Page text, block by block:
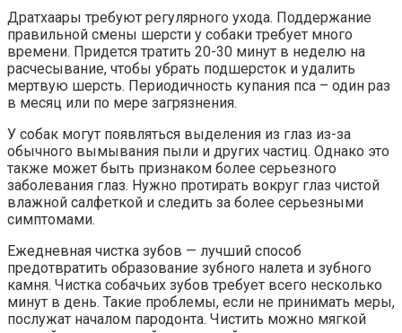
Дратхаары требуют регулярного ухода. Поддержание
правильной смены шерсти у собаки требует много
времени. Придется тратить 20-30 минут в неделю на
расчесывание, чтобы убрать подшерсток и удалить
мертвую шерсть. Периодичность купания пса – один раз
в месяц или по мере загрязнения.
У собак могут появляться выделения из глаз из-за
обычного вымывания пыли и других частиц. Однако это
также может быть признаком более серьезного
заболевания глаз. Нужно протирать вокруг глаз чистой
влажной салфеткой и следить за более серьезными
симптомами.
Ежедневная чистка зубов — лучший способ
предотвратить образование зубного налета и зубного
камня. Чистка собачьих зубов требует всего несколько
минут в день. Такие проблемы, если не принимать меры,
послужат началом пародонта. Чистить можно мягкой